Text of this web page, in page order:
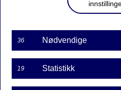
36 Nødvendige
19 Statistikk